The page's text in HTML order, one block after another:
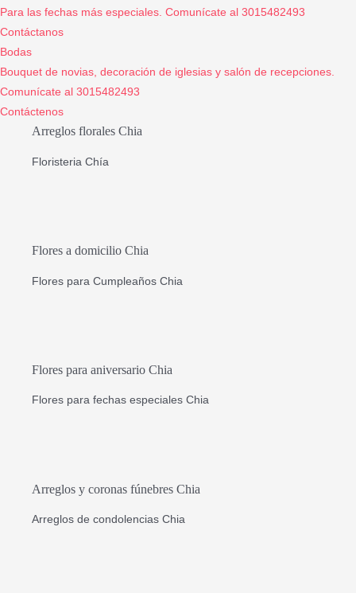
Para las fechas más especiales. Comunícate al 3015482493
Contáctanos
Bodas
Bouquet de novias, decoración de iglesias y salón de recepciones.
Comunícate al 3015482493
Contáctenos
Arreglos florales Chia
Floristeria Chía
Flores a domicilio Chia
Flores para Cumpleaños Chia
Flores para aniversario Chia
Flores para fechas especiales Chia
Arreglos y coronas fúnebres Chia
Arreglos de condolencias Chia